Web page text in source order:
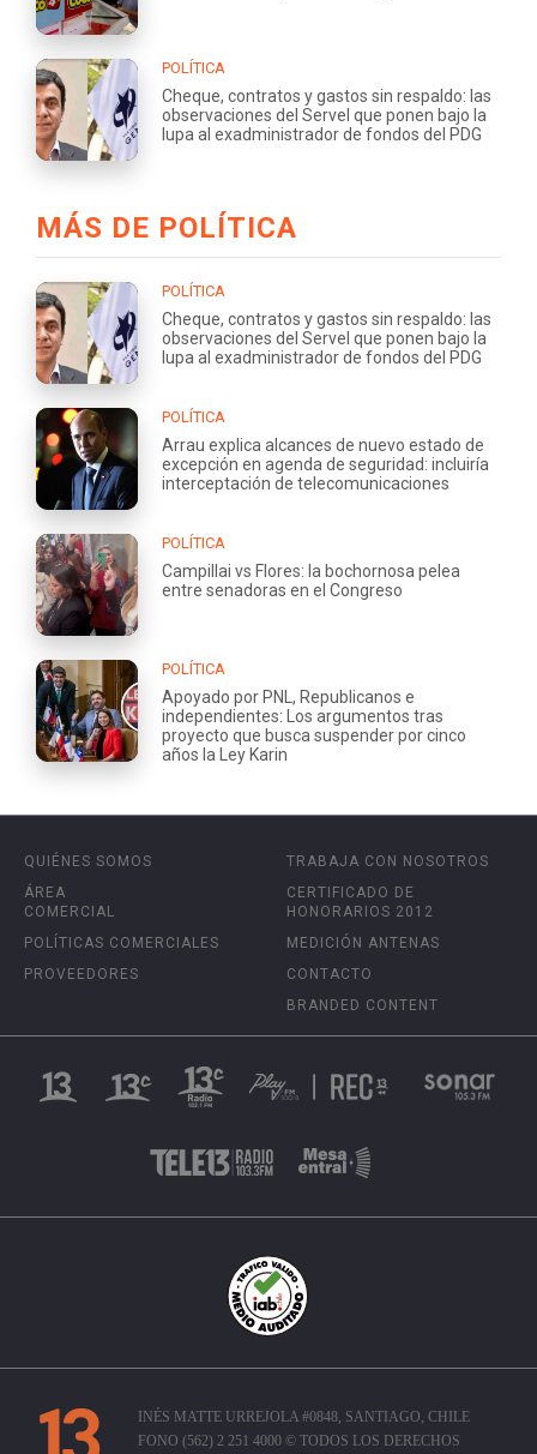
POLÍTICA
Cheque, contratos y gastos sin respaldo: las
observaciones del Servel que ponen bajo la
lupa al exadministrador de fondos del PDG
MÁS DE POLÍTICA
POLÍTICA
Cheque, contratos y gastos sin respaldo: las
observaciones del Servel que ponen bajo la
lupa al exadministrador de fondos del PDG
POLÍTICA
Arrau explica alcances de nuevo estado de
excepción en agenda de seguridad: incluiría
interceptación de telecomunicaciones
POLÍTICA
Campillai vs Flores: la bochornosa pelea
entre senadoras en el Congreso
POLÍTICA
Apoyado por PNL, Republicanos e
independientes: Los argumentos tras
proyecto que busca suspender por cinco
años la Ley Karin
QUIÉNES SOMOS
ÁREA
COMERCIAL
POLÍTICAS COMERCIALES
PROVEEDORES
TRABAJA CON NOSOTROS
CERTIFICADO DE
HONORARIOS 2012
MEDICIÓN ANTENAS
CONTACTO
BRANDED CONTENT
INÉS MATTE URREJOLA #0848, SANTIAGO, CHILE
FONO (562) 2 251 4000 © TODOS LOS DERECHOS